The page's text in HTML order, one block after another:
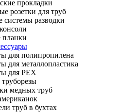
прокладки
розетки для труб
разводки
для полипропилена
для металлопластика
для PEX
медных труб
труб в бухтах